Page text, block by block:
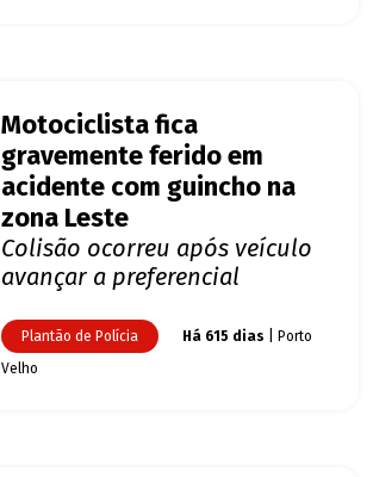
Motociclista fica
gravemente ferido em
acidente com guincho na
zona Leste
Colisão ocorreu após veículo
avançar a preferencial
Plantão de Polícia Há 615 dias | Porto
Velho